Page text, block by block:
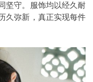
坚守。服饰均以经久耐
久弥新，真正实现每件